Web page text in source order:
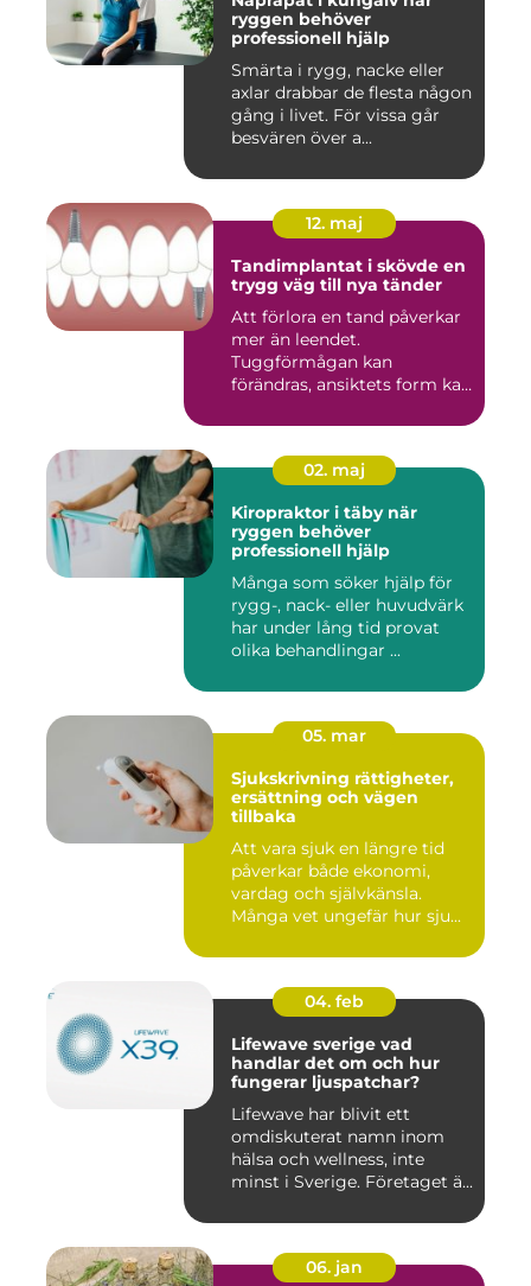
ryggen behöver
professionell hjälp
Smärta i rygg, nacke eller
axlar drabbar de flesta någon
gång i livet. För vissa går
besvären över a...
12. maj
Tandimplantat i skövde en
trygg väg till nya tänder
Att förlora en tand påverkar
mer än leendet.
Tuggförmågan kan
förändras, ansiktets form kan
02. maj
Kiropraktor i täby när
ryggen behöver
professionell hjälp
Många som söker hjälp för
rygg-, nack- eller huvudvärk
har under lång tid provat
olika behandlingar ...
05. mar
Sjukskrivning rättigheter,
ersättning och vägen
tillbaka
Att vara sjuk en längre tid
påverkar både ekonomi,
vardag och självkänsla.
Många vet ungefär hur sju...
04. feb
Lifewave sverige vad
handlar det om och hur
fungerar ljuspatchar?
Lifewave har blivit ett
omdiskuterat namn inom
hälsa och wellness, inte
minst i Sverige. Företaget ä...
06. jan